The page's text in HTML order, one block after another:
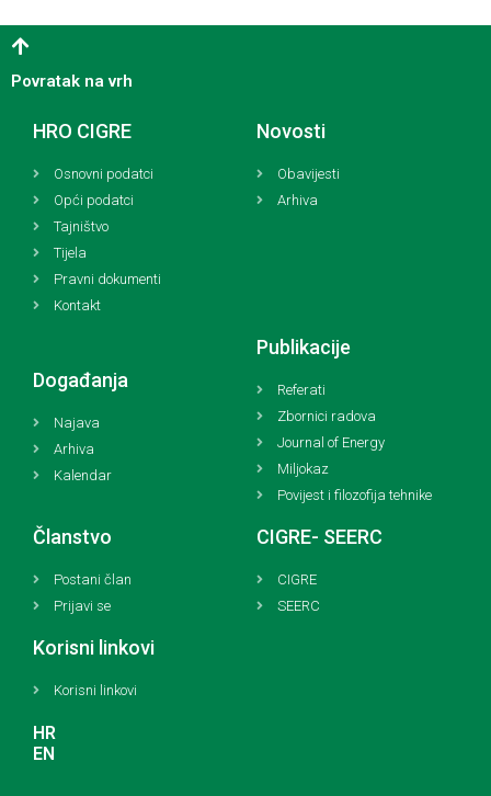
Povratak na vrh
HRO CIGRE
Osnovni podatci
Opći podatci
Tajništvo
Tijela
Pravni dokumenti
Kontakt
Novosti
Obavijesti
Arhiva
Događanja
Najava
Arhiva
Kalendar
Publikacije
Referati
Zbornici radova
Journal of Energy
Miljokaz
Povijest i filozofija tehnike
Članstvo
Postani član
Prijavi se
CIGRE- SEERC
CIGRE
SEERC
Korisni linkovi
Korisni linkovi
HR
EN